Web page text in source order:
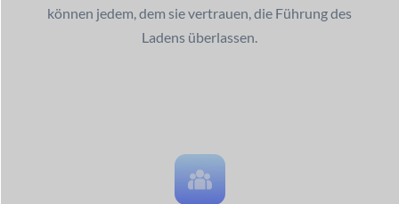
können jedem, dem sie vertrauen, die Führung des
Ladens überlassen.